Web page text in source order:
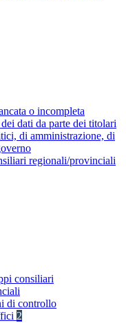
o incompleta
dati da parte dei titolari
di amministrazione, di
regionali/provinciali
consiliari
di controllo
2